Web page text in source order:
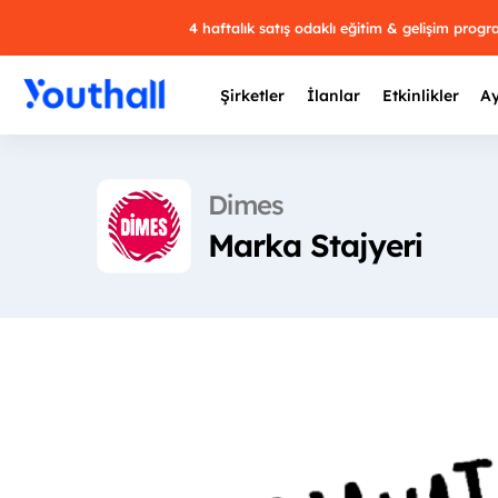
4 haftalık satış odaklı eğitim & gelişim
Şirketler İlanlar Etkinlikler
Dimes
Marka Stajyeri